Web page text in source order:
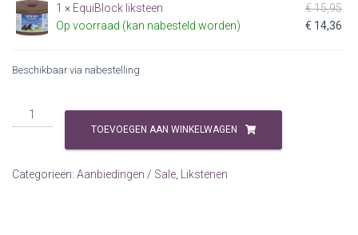
€
1 × EquiBlock liksteen
Op voorraad (kan nabesteld worden)
€15,95
€ 14,36
Beschikbaar via nabestelling
Likstenenset
weidegang
stuks)
TOEVOEGEN AAN WINKELWAGEN
Categorieën: Aanbiedingen / Sale Likstenen